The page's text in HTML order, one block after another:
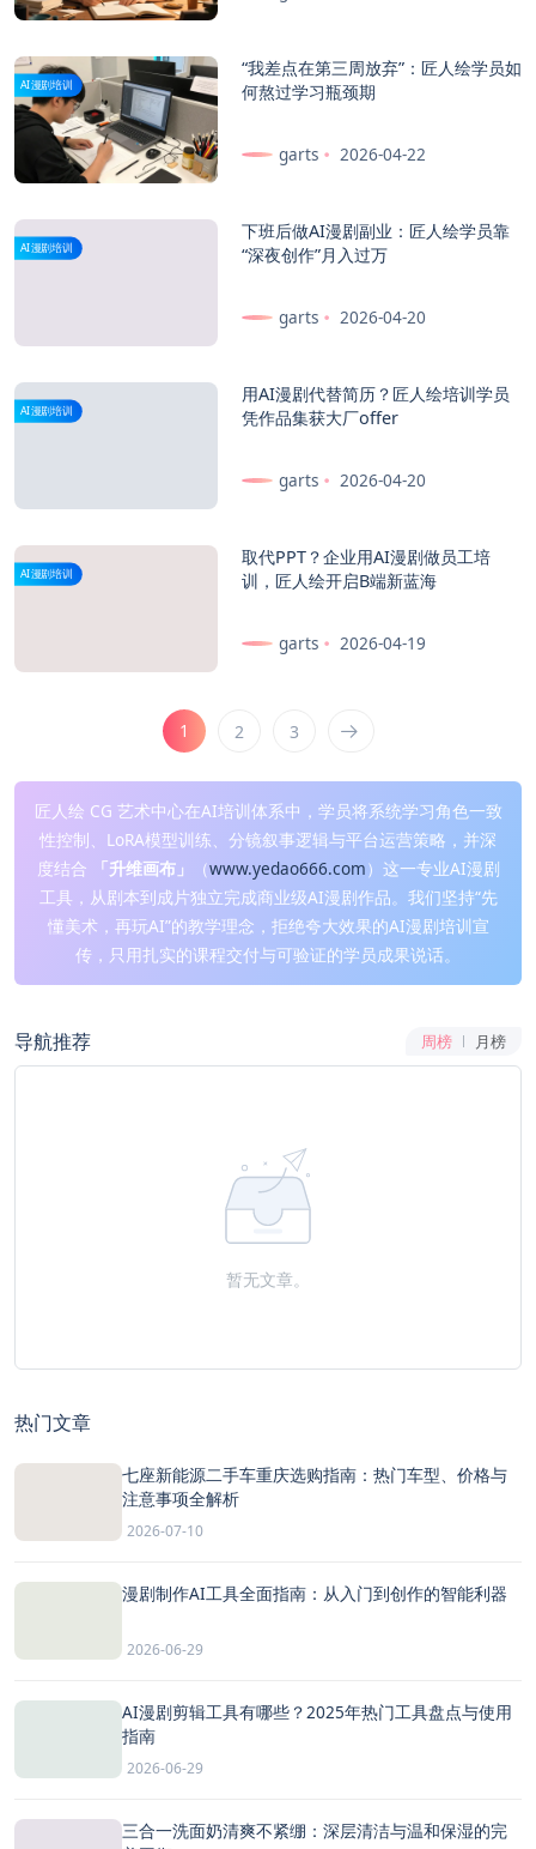
AI漫剧培训
“我差点在第三周放弃”：匠人绘学员如
何熬过学习瓶颈期
garts 2026-04-22
AI漫剧培训
下班后做AI漫剧副业：匠人绘学员靠
“深夜创作”月入过万
garts 2026-04-20
AI漫剧培训
用AI漫剧代替简历？匠人绘培训学员
凭作品集获大厂offer
garts 2026-04-20
AI漫剧培训
取代PPT？企业用AI漫剧做员工培
训，匠人绘开启B端新蓝海
garts 2026-04-19
1 2 3
匠人绘 CG 艺术中心在AI培训体系中，学员将系统学习角色一致
性控制、LoRA模型训练、分镜叙事逻辑与平台运营策略，并深
度结合
「升维画布」 （www.yedao666.com）这一专业AI漫剧
工具，从剧本到成片独立完成商业级AI漫剧作品。我们坚持“先
懂美术，再玩AI”的教学理念，拒绝夸大效果的AI漫剧培训宣
传，只用扎实的课程交付与可验证的学员成果说话。
导航推荐 周榜 月榜
暂无文章。
热门文章
七座新能源二手车重庆选购指南：热门车型、价格与
注意事项全解析
2026-07-10
漫剧制作AI工具全面指南：从入门到创作的智能利器
2026-06-29
AI漫剧剪辑工具有哪些？2025年热门工具盘点与使用
指南
2026-06-29
三合一洗面奶清爽不紧绷：深层清洁与温和保湿的完